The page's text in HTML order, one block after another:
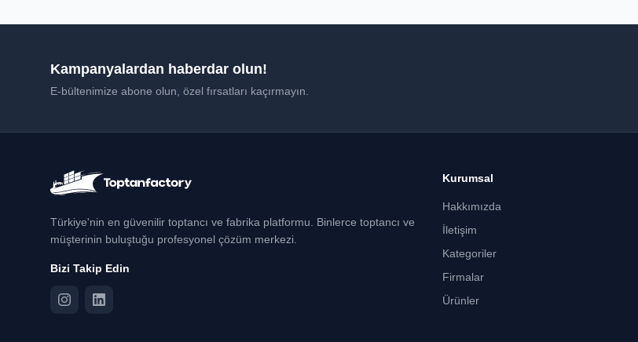
Kampanyalardan haberdar olun!
E-bültenimize abone olun, özel fırsatları kaçırmayın.
Türkiye'nin en güvenilir toptancı ve fabrika platformu. Binlerce toptancı ve
müşterinin buluştuğu profesyonel çözüm merkezi.
Bizi Takip Edin
Kurumsal
Hakkımızda
İletişim
Kategoriler
Firmalar
Ürünler